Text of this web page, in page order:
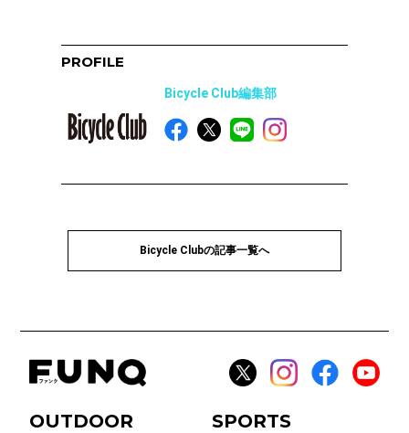
PROFILE
Bicycle Club編集部
Bicycle Clubの記事一覧へ
OUTDOOR
SPORTS